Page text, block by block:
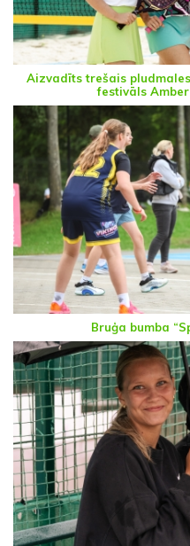
Aizvadīts trešais
festivāls
Bruģa bumba